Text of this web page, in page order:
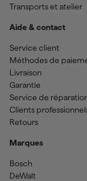
Transports et atelier
Aide & contact
Service client
Méthodes de
Livraison
Garantie
Service de
Clients
Retours
Marques
Bosch
DeWalt